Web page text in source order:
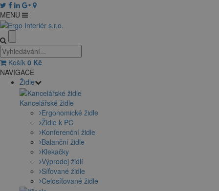
MENU
Košík 0 Kč
NAVIGACE
Židle
Kancelářské židle
Ergonomické židle
Židle k PC
Konferenční židle
Balanční židle
Klekačky
Výprodej židlí
Síťované židle
Celosíťované židle